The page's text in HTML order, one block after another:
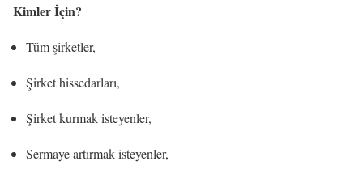
Kimler İçin?
Tüm şirketler,
Şirket hissedarları,
Şirket kurmak isteyenler,
Sermaye artırmak isteyenler,